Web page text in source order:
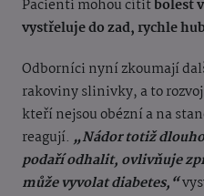
Pacienti mohou cítitbolest
vystřeluje do zad, rychle
Odborníci nyní zkoumají
rakoviny slinivky, a to
kteří nejsou obézní a na
reagují. „Nádor totiž
podaří odhalit, ovlivňuje
může vyvolat diabetes,“